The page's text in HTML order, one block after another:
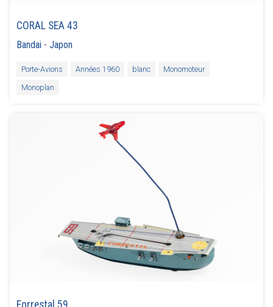
CORAL SEA 43
Bandai -Japon
Porte-Avions Années 1960 blanc
Monomoteur
Monoplan